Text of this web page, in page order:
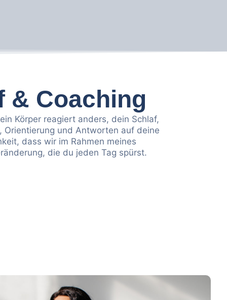
& Coaching
Körper reagiert anders, dein Schlaf,
Orientierung und Antworten auf deine
dass wir im Rahmen meines
die du jeden Tag spürst.